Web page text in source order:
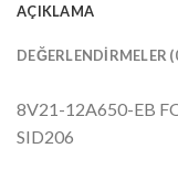
AÇIKLAMA
DEĞERLENDIRMELER
8V21-12A650-EB
SID206